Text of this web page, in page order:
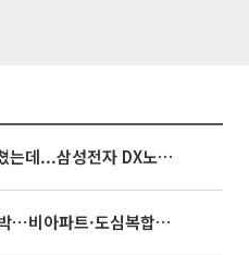
3445억 자사주 지급 마쳤는데...삼성전자 DX노조, 뒤늦은 '떼쓰기 집회'
영끌 '주택공급' 대책 임박⋯비아파트·도심복합까지 총동원